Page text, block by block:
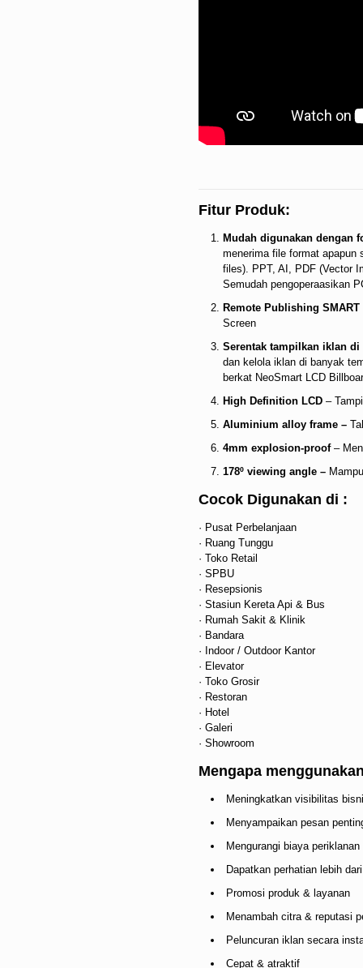
Fitur Produk:
Mudah digunakan dengan
menerima file format apapun
files). PPT, AI, PDF (Vector
Semudah pengoperaasikan
Remote Publishing
Screen
Serentak tampilkan iklan
dan kelola iklan di banyak
berkat NeoSmart LCD
High Definition LCD–
Aluminium alloy frame –
4mm explosion-proof–
178º viewing angle –
Cocok Digunakan di :
· Pusat Perbelanjaan
· Ruang Tunggu
· Toko Retail
· SPBU
· Resepsionis
· Stasiun Kereta Api & Bus
· Rumah Sakit & Klinik
· Bandara
· Indoor / Outdoor Kantor
· Elevator
· Toko Grosir
· Restoran
· Hotel
· Galeri
· Showroom
Mengapa
Meningkatkan visibilitas
Menyampaikan pesan
Mengurangi biaya periklanan
Dapatkan perhatian lebih
Promosi produk & layanan
Menambah citra & reputasi
Peluncuran iklan secara
Cepat & atraktif